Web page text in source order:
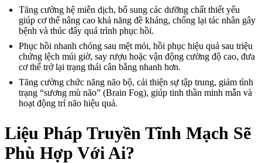
Tăng cường hệ miễn dịch, bổ sung các dưỡng chất thiết yếu
giúp cơ thể nâng cao khả năng đề kháng, chống lại tác nhân gây
bệnh và thúc đẩy quá trình phục hồi.
Phục hồi nhanh chóng sau mệt mỏi, hồi phục hiệu quả sau triệu
chứng lệch múi giờ, say rượu hoặc vận động cường độ cao, đưa
cơ thể trở lại trạng thái cân bằng nhanh hơn.
Tăng cường chức năng não bộ, cải thiện sự tập trung, giảm tình
trạng “sương mù não” (Brain Fog), giúp tinh thần minh mẫn và
hoạt động trí não hiệu quả.
Liệu Pháp Truyền Tĩnh Mạch Sẽ
Phù Hợp Với Ai?